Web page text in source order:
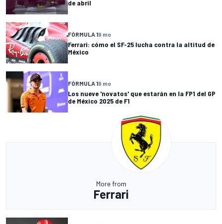
de abril
FÓRMULA 19 mo
Ferrari: cómo el SF-25 lucha contra la altitud de
México
FÓRMULA 19 mo
Los nueve 'novatos' que estarán en la FP1 del GP
de México 2025 de F1
More from
Ferrari